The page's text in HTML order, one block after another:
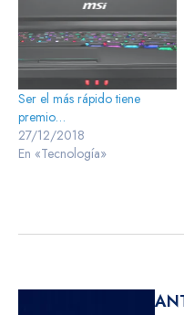
Ser el más rápido tiene
premio…
27/12/2018
En «Tecnología»